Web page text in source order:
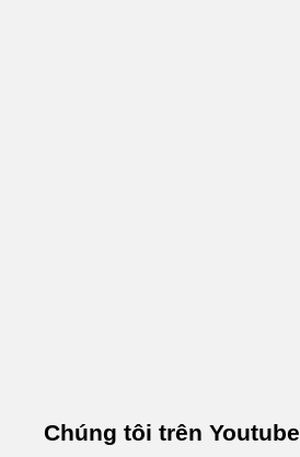
Chúng tôi trên Youtube